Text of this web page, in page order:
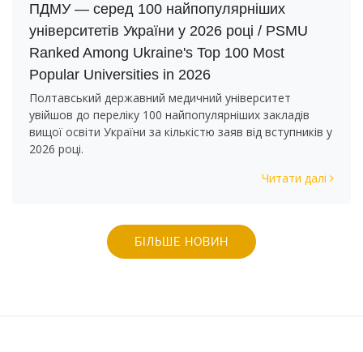
ПДМУ — серед 100 найпопулярніших
університетів України у 2026 році / PSMU
Ranked Among Ukraine's Top 100 Most
Popular Universities in 2026
Полтавський державний медичний університет
увійшов до переліку 100 найпопулярніших закладів
вищої освіти України за кількістю заяв від вступників у
2026 році.
Читати далі
БІЛЬШЕ НОВИН